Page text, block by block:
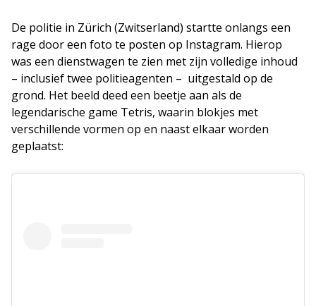
De politie in Zürich (Zwitserland) startte onlangs een
rage door een foto te posten op Instagram. Hierop
was een dienstwagen te zien met zijn volledige inhoud
– inclusief twee politieagenten – uitgestald op de
grond. Het beeld deed een beetje aan als de
legendarische game Tetris, waarin blokjes met
verschillende vormen op en naast elkaar worden
geplaatst: